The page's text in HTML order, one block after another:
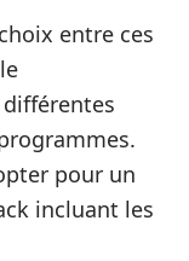
entre ces
différentes
pour un
incluant les